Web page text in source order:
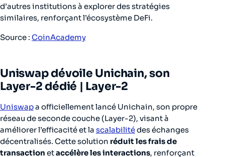
d’autres institutions à explorer des stratégies
similaires, renforçant l’écosystème DeFi.
Source : CoinAcademy
Uniswap dévoile Unichain, son
Layer-2 dédié | Layer-2
Uniswapa officiellement lancé Unichain, son propre
réseau de seconde couche (Layer-2), visant à
améliorer l’efficacité et la scalabilitédes échanges
décentralisés. Cette solution réduit les frais de
transaction etaccélère les interactions, renforçant